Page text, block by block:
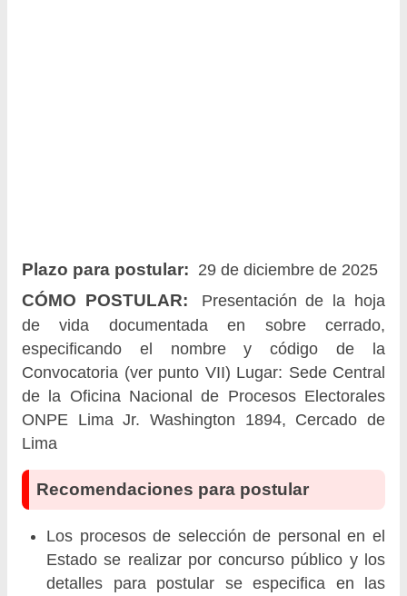
Plazo para postular: 29 de diciembre de 2025
CÓMO POSTULAR:
Presentación de la hoja
de vida documentada en sobre cerrado,
especificando el nombre y código de la
Convocatoria (ver punto VII) Lugar: Sede Central
de la Oficina Nacional de Procesos Electorales
ONPE Lima Jr. Washington 1894, Cercado de
Lima
Recomendaciones para postular
Los procesos de selección de personal en el
Estado se realizar por concurso público y los
detalles para postular se especifica en las